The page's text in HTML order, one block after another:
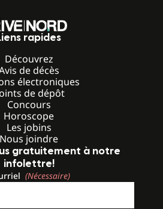
rapides
Découvrez
de décès
électroniques
de dépôt
Concours
Horoscope
Les jobins
Nous joindre
gratuitement à notre
infolettre!
(Nécessaire)